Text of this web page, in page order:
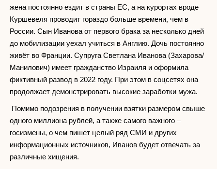
жена постоянно ездит в страны ЕС, а на курортах вроде
Куршевеля проводит гораздо больше времени, чем в
России. Сын Иванова от первого брака за несколько дней
до мобилизации уехал учиться в Англию. Дочь постоянно
живёт во Франции. Супруга Светлана Иванова (Захарова/
Манилович) имеет гражданство Израиля и оформила
фиктивный развод в 2022 году. При этом в соцсетях она
продолжает демонстрировать высокие заработки мужа.
Помимо подозрения в получении взятки размером свыше
одного миллиона рублей, а также самого важного –
госизмены, о чем пишет целый ряд СМИ и других
информационных источников, Иванов будет отвечать за
различные хищения.